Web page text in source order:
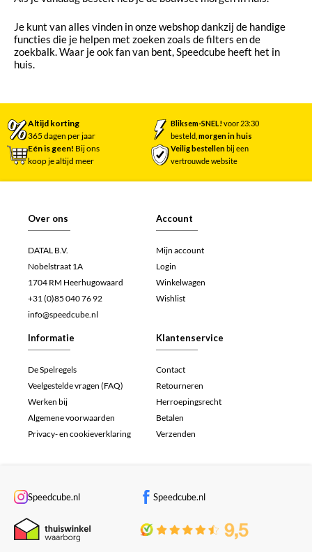
Je kunt van alles vinden in onze webshop dankzij de handige
functies die je helpen met zoeken zoals de filters en de
zoekbalk. Waar je ook fan van bent, Speedcube heeft het in
huis.
Altijd korting
365 dagen per jaar
Bliksem-SNEL!voor 23:30
besteld,morgen in huis
Eén is geen! Bij ons
koop je altijd meer
Veilig bestellen bij een
vertrouwde website
Over ons
DATAL B.V.
Nobelstraat 1A
1704 RM Heerhugowaard
+31 (0)85 040 76 92
info@speedcube.nl
Account
Mijn account
Login
Winkelwagen
Wishlist
Informatie
De Spelregels
Veelgestelde vragen (FAQ)
Werken bij
Algemene voorwaarden
Privacy- en cookieverklaring
Klantenservice
Contact
Retourneren
Herroepingsrecht
Betalen
Verzenden
Speedcube.nl Speedcube.nl